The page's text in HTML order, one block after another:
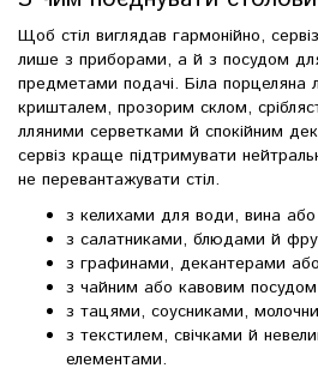
Щоб стіл виглядав гармонійно,
лише з приборами, а й з посудом
предметами подачі. Біла порцеляна
кришталем, прозорим склом,
лляними серветками й спокійним
сервіз краще підтримувати
не перевантажувати стіл.
з келихами для води, вина
з салатниками, блюдами й
з графинами, декантерами
з чайним або кавовим
з тацями, соусниками,
з текстилем, свічками й
елементами.